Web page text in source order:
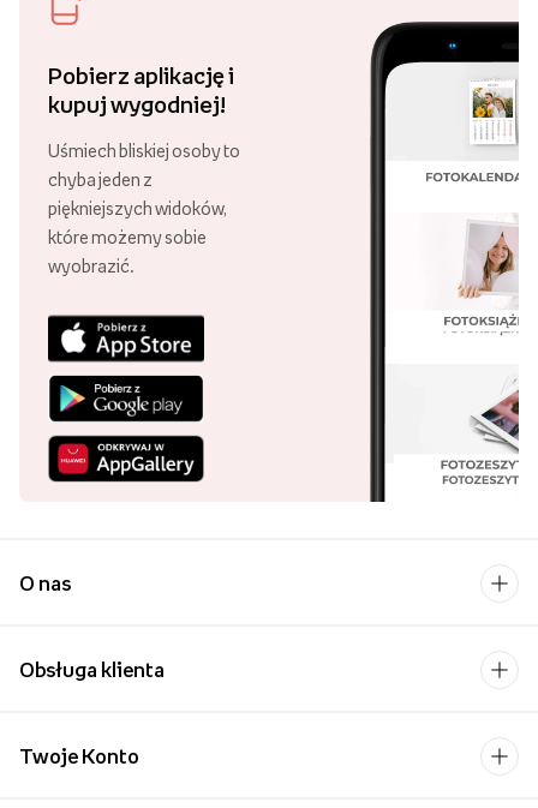
Pobierz aplikację i
kupuj wygodniej!
Uśmiech bliskiej osoby to
chyba jeden z
piękniejszych widoków,
które możemy sobie
wyobrazić.
O nas
Obsługa klienta
Twoje Konto